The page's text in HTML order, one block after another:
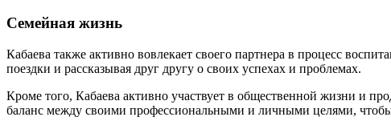
Семейная жизнь
Кабаева также активно вовлекает своего партнера в процесс
поездки и рассказывая друг другу о своих успехах и проблемах.
Кроме того, Кабаева активно участвует в общественной жизни и
баланс между своими профессиональными и личными целями,